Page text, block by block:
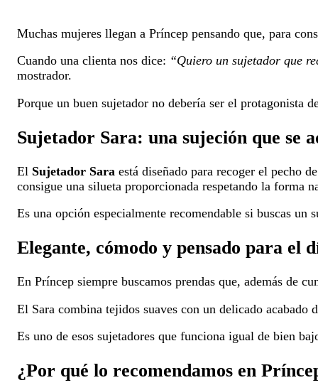
Muchas mujeres llegan a Príncep pensando que, para
Cuando una clienta nos dice: “Quiero un sujetador que
mostrador.
Porque un buen sujetador no debería ser el protagonista
Sujetador Sara: una sujeción que se
El Sujetador Sara está diseñado para recoger el pecho
consigue una silueta proporcionada respetando la forma
Es una opción especialmente recomendable si buscas
Elegante, cómodo y pensado para el
En Príncep siempre buscamos prendas que, además de
El Sara combina tejidos suaves con un delicado
Es uno de esos sujetadores que funciona igual de bien
¿Por qué lo recomendamos en